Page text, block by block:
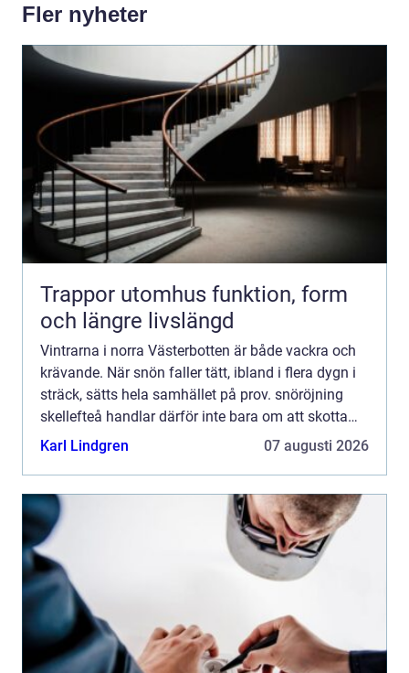
Fler nyheter
Trappor utomhus funktion, form
och längre livslängd
Vintrarna i norra Västerbotten är både vackra och
krävande. När snön faller tätt, ibland i flera dygn i
sträck, sätts hela samhället på prov. snöröjning
skellefteå handlar därför inte bara om att skotta
uppfarter och sanda trottoarer. Det är en fråga...
Karl Lindgren 07 augusti 2026